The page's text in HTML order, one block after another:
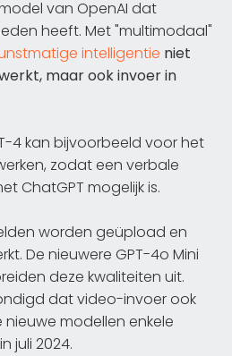
van OpenAI dat
heeft. Met "multimodaal"
intelligentie niet
maar ook invoer in
4 kan bijvoorbeeld voor het
zodat een verbale
ChatGPT mogelijk is.
worden geüpload en
De nieuwere GPT-4o Mini
deze kwaliteiten uit.
dat video-invoer ook
nieuwe modellen enkele
juli 2024.